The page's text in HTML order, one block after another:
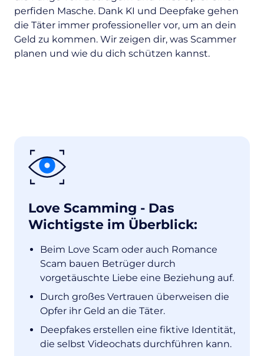
perfiden Masche. Dank KI und Deepfake gehen
die Täter immer professioneller vor, um an dein
Geld zu kommen. Wir zeigen dir, was Scammer
planen und wie du dich schützen kannst.
Love Scamming - Das
Wichtigste im Überblick:
Beim Love Scam oder auch Romance
Scam bauen Betrüger durch
vorgetäuschte Liebe eine Beziehung auf.
Durch großes Vertrauen überweisen die
Opfer ihr Geld an die Täter.
Deepfakes erstellen eine fiktive Identität,
die selbst Videochats durchführen kann.